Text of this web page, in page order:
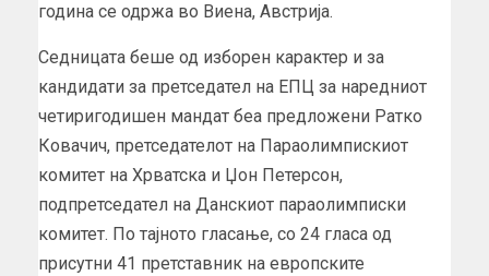
година се одржа во Виена, Австрија.
Седницата беше од изборен карактер и за
кандидати за претседател на ЕПЦ за наредниот
четиригодишен мандат беа предложени Ратко
Ковачич, претседателот на Параолимпискиот
комитет на Хрватска и Џон Петерсон,
подпретседател на Данскиот параолимписки
комитет. По тајното гласање, со 24 гласа од
присутни 41 претставник на европските